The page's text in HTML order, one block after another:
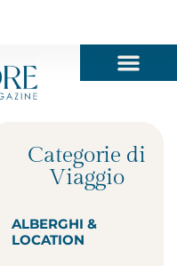
Categorie di
Viaggio
ALBERGHI &
LOCATION